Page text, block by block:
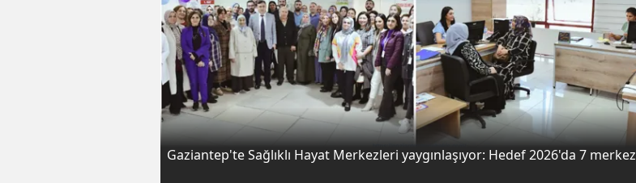
Gaziantep'te Sağlıklı Hayat Merkezleri yaygınlaşıyor: Hedef 2026'da 7 merkez